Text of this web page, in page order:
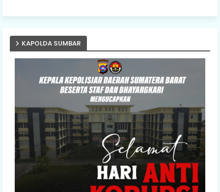
KAPOLDA SUMBAR